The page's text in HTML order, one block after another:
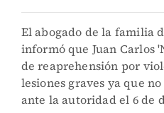
El abogado de la familia
informó que Juan Carlos
de reaprehensión por
lesiones graves ya que
ante la autoridad el 6 de